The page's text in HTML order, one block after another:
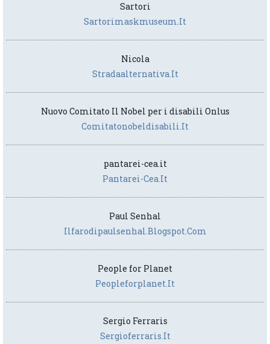
Sartori
Sartorimaskmuseum.it
Nicola
Stradaalternativa.it
Nuovo Comitato Il Nobel per i disabili Onlus
Comitatonobeldisabili.it
pantarei-cea.it
Pantarei-Cea.it
Paul Senhal
Ilfarodipaulsenhal.blogspot.com
People for Planet
Peopleforplanet.it
Sergio Ferraris
Sergioferraris.it